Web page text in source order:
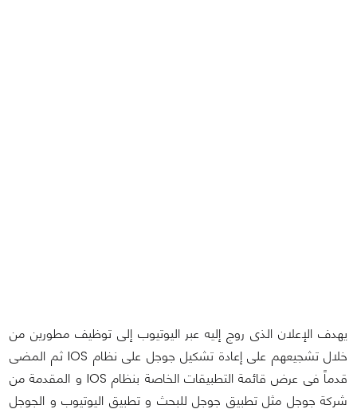
يهدف الإعلان الذى روج إليه عبر اليوتيوب إلى توظيف مطورين من
خلال تشجيعهم على إعادة تشكيل جوجل على نظام IOS ثم المضى
قدماً فى عرض قائمة التطبيقات الخاصة بنظام IOS و المقدمة من
شركة جوجل مثل تطبيق جوجل للبحث و تطبيق اليوتيوب و الجوجل